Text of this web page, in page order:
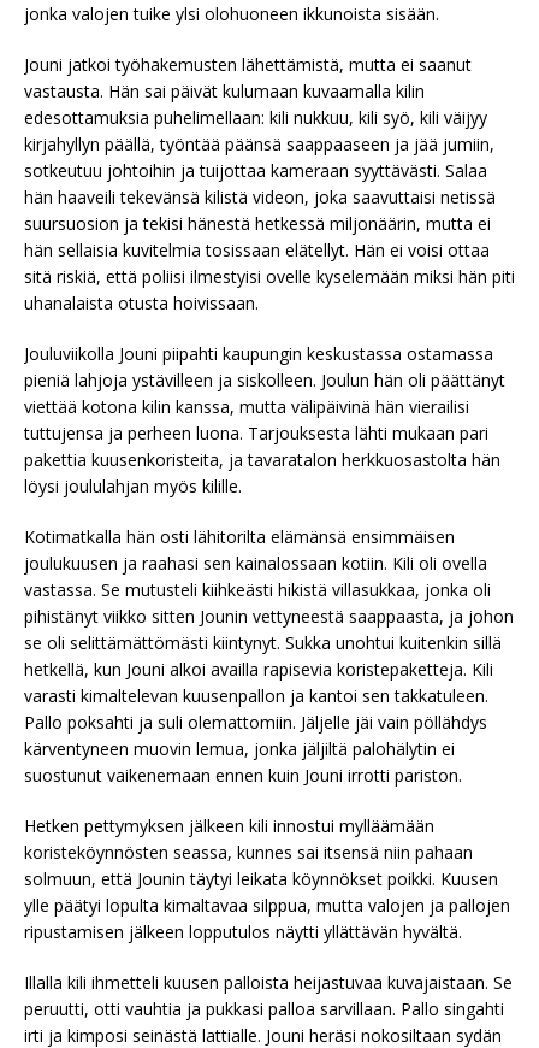
jonka valojen tuike ylsi olohuoneen ikkunoista sisään.
Jouni jatkoi työhakemusten lähettämistä, mutta ei saanut
vastausta. Hän sai päivät kulumaan kuvaamalla kilin
edesottamuksia puhelimellaan: kili nukkuu, kili syö, kili väijyy
kirjahyllyn päällä, työntää päänsä saappaaseen ja jää jumiin,
sotkeutuu johtoihin ja tuijottaa kameraan syyttävästi. Salaa
hän haaveili tekevänsä kilistä videon, joka saavuttaisi netissä
suursuosion ja tekisi hänestä hetkessä miljonäärin, mutta ei
hän sellaisia kuvitelmia tosissaan elätellyt. Hän ei voisi ottaa
sitä riskiä, että poliisi ilmestyisi ovelle kyselemään miksi hän piti
uhanalaista otusta hoivissaan.
Jouluviikolla Jouni piipahti kaupungin keskustassa ostamassa
pieniä lahjoja ystävilleen ja siskolleen. Joulun hän oli päättänyt
viettää kotona kilin kanssa, mutta välipäivinä hän vierailisi
tuttujensa ja perheen luona. Tarjouksesta lähti mukaan pari
pakettia kuusenkoristeita, ja tavaratalon herkkuosastolta hän
löysi joululahjan myös kilille.
Kotimatkalla hän osti lähitorilta elämänsä ensimmäisen
joulukuusen ja raahasi sen kainalossaan kotiin. Kili oli ovella
vastassa. Se mutusteli kiihkeästi hikistä villasukkaa, jonka oli
pihistänyt viikko sitten Jounin vettyneestä saappaasta, ja johon
se oli selittämättömästi kiintynyt. Sukka unohtui kuitenkin sillä
hetkellä, kun Jouni alkoi availla rapisevia koristepaketteja. Kili
varasti kimaltelevan kuusenpallon ja kantoi sen takkatuleen.
Pallo poksahti ja suli olemattomiin. Jäljelle jäi vain pöllähdys
kärventyneen muovin lemua, jonka jäljiltä palohälytin ei
suostunut vaikenemaan ennen kuin Jouni irrotti pariston.
Hetken pettymyksen jälkeen kili innostui mylläämään
koristeköynnösten seassa, kunnes sai itsensä niin pahaan
solmuun, että Jounin täytyi leikata köynnökset poikki. Kuusen
ylle päätyi lopulta kimaltavaa silppua, mutta valojen ja pallojen
ripustamisen jälkeen lopputulos näytti yllättävän hyvältä.
Illalla kili ihmetteli kuusen palloista heijastuvaa kuvajaistaan. Se
peruutti, otti vauhtia ja pukkasi palloa sarvillaan. Pallo singahti
irti ja kimposi seinästä lattialle. Jouni heräsi nokosiltaan sydän